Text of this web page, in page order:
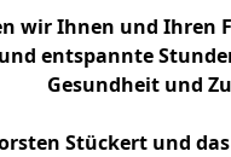
wir Ihnen und Ihren
entspannte
Gesundheit und
Stückert und